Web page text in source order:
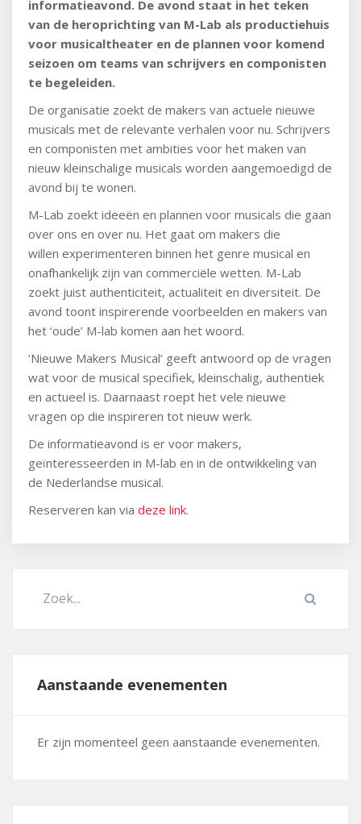
informatieavond. De avond staat in het teken
van de heroprichting van M-Lab als productiehuis
voor musicaltheater en de plannen voor komend
seizoen om teams van schrijvers en componisten
te begeleiden.
De organisatie zoekt de makers van actuele nieuwe
musicals met de relevante verhalen voor nu. Schrijvers
en componisten met ambities voor het maken van
nieuw kleinschalige musicals worden aangemoedigd de
avond bij te wonen.
M-Lab zoekt ideeën en plannen voor musicals die gaan
over ons en over nu. Het gaat om makers die
willen experimenteren binnen het genre musical en
onafhankelijk zijn van commerciële wetten. M-Lab
zoekt juist authenticiteit, actualiteit en diversiteit. De
avond toont inspirerende voorbeelden en makers van
het ‘oude’ M-lab komen aan het woord.
‘Nieuwe Makers Musical’ geeft antwoord op de vragen
wat voor de musical specifiek, kleinschalig, authentiek
en actueel is. Daarnaast roept het vele nieuwe
vragen op die inspireren tot nieuw werk.
De informatieavond is er voor makers,
geïnteresseerden in M-lab en in de ontwikkeling van
de Nederlandse musical.
Reserveren kan via deze link.
Aanstaande evenementen
Er zijn momenteel geen aanstaande evenementen.